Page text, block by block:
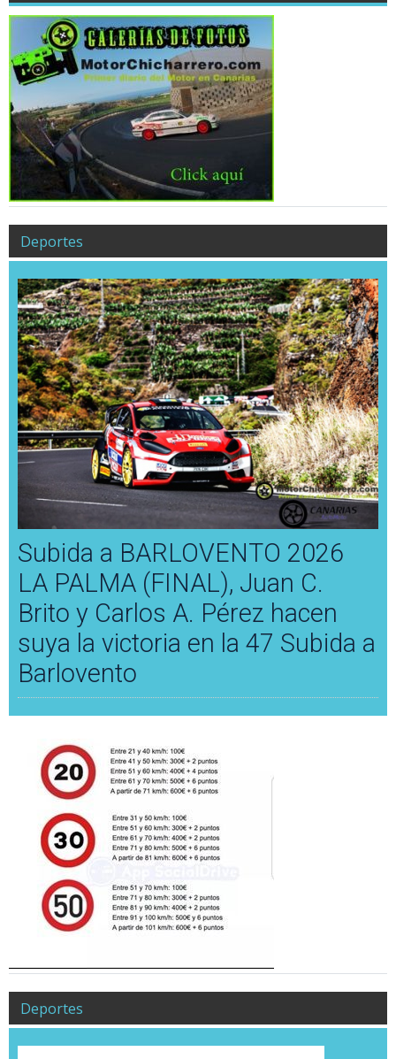
Deportes
Subida a BARLOVENTO 2026
LA PALMA (FINAL), Juan C.
Brito y Carlos A. Pérez hacen
suya la victoria en la 47 Subida a
Barlovento
Deportes